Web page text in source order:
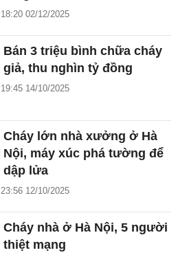
18:20 02/12/2025
Bán 3 triệu bình chữa cháy
giả, thu nghìn tỷ đồng
19:45 14/10/2025
Cháy lớn nhà xưởng ở Hà
Nội, máy xúc phá tường để
dập lửa
23:56 12/10/2025
Cháy nhà ở Hà Nội, 5 người
thiệt mạng